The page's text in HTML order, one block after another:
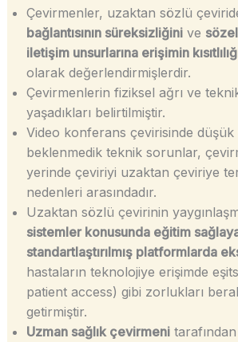
Çevirmenler, uzaktan sözlü
bağlantısının süreksizliğinive
iletişim unsurlarına erişimin
olarak değerlendirmişlerdir.
Çevirmenlerin fiziksel ağrı ve
yaşadıkları belirtilmiştir.
Video konferans çevirisinde düşük
beklenmedik teknik sorunlar,
yerinde çeviriyi uzaktan çeviriye
nedenleri arasındadır.
Uzaktan sözlü çevirinin
sistemler konusunda eğitim
standartlaştırılmış platformlarda
hastaların teknolojiye erişimde
patient access) gibi zorlukları
getirmiştir.
Uzman sağlık çevirmenitarafından